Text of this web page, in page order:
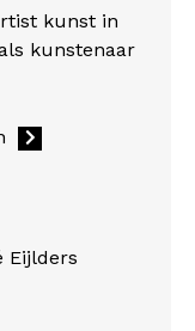
kunst in
kunstenaar
Eijlders